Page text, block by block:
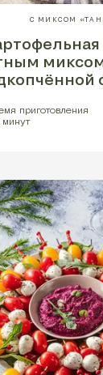
С МИКСОМ
приготовления